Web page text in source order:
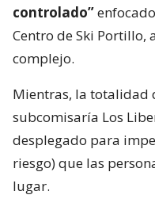
controlado”
Centro de Ski Portillo,
complejo.
Mientras, la totalidad
subcomisaría Los
desplegado para
riesgo) que las
lugar.